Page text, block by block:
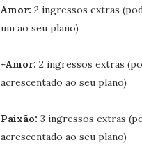
Amor: 2 ingressos extras
um ao seu plano)
+Amor: 2 ingressos extras
acrescentado ao seu plano)
Paixão: 3 ingressos extras
acrescentado ao seu plano)